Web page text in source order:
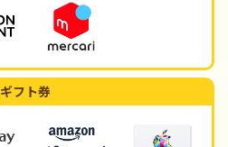
ギフト券